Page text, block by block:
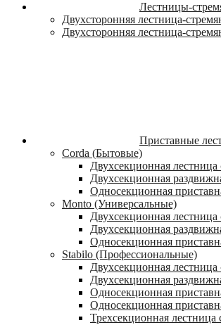
Лестницы-
Двухсторонняя лестница-
Двухсторонняя лестница-
Приставные
Corda (Бытовые)
Двухсекционная
Двухсекционная
Односекционная
Monto (Универсальные)
Двухсекционная
Двухсекционная
Односекционная
Stabilo (Профессиональные)
Двухсекционная
Двухсекционная
Односекционная
Односекционная
Трехсекционная